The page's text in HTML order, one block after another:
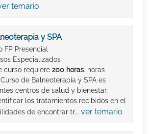
temario
y SPA
FP Presencial
Especializados
curso requiere 200 horas. horas
de Balneoterapia y SPA es
centros de salud y bienestar.
los tratamientos recibidos en el
de encontrar tr... ver temario